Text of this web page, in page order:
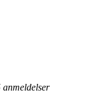
anmeldelser